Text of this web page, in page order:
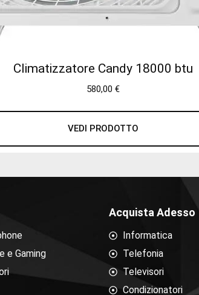
Climatizzatore Candy 18000 btu
580,00 €
VEDI PRODOTTO
e Gaming
Acquista Adesso
Informatica
Telefonia
Televisori
Condizionatori